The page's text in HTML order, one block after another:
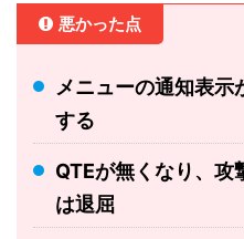
悪かった点
メニューの通知表示
する
QTEが無くなり、攻
は退屈